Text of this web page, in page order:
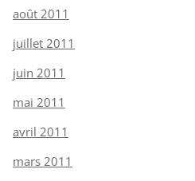
août 2011
juillet 2011
juin 2011
mai 2011
avril 2011
mars 2011